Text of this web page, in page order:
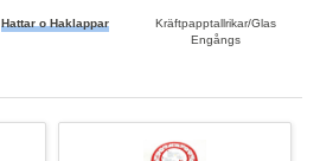
Hattar o Haklappar
Kräftpapptallrikar/Glas
Engångs